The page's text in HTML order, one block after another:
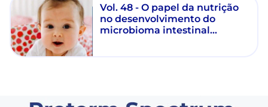
Vol. 48 - O papel da nutrição
no desenvolvimento do
microbioma intestinal